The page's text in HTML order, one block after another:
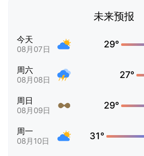
未来预报
今天
08月07日 29°
周六
08月08日 27°
周日
08月09日 29°
周一
08月10日 31°